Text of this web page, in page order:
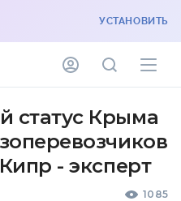
УСТАНОВИТЬ
статус Крыма
- эксперт
1085